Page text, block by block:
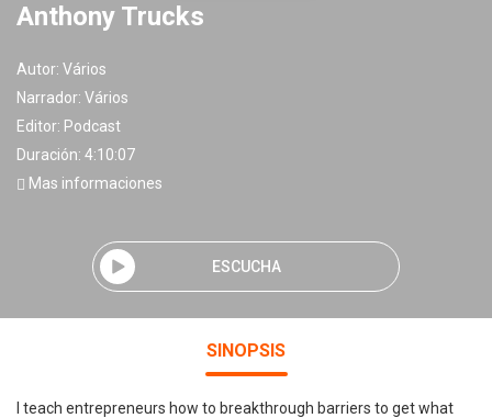
Anthony Trucks
Autor: Vários
Narrador: Vários
Editor: Podcast
Duración: 4:10:07
Mas informaciones
ESCUCHA
SINOPSIS
I teach entrepreneurs how to breakthrough barriers to get what